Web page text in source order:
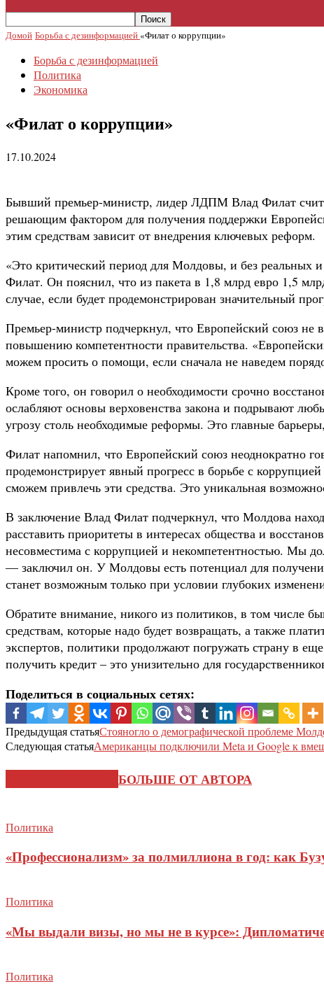
Домой Борьба с дезинформацией «Филат о коррупции»
Борьба с дезинформацией
Политика
Экономика
«Филат о коррупции»
17.10.2024
Бывший премьер-министр, лидер ЛДПМ Влад Филат
решающим фактором для получения поддержки
этим средствам зависит от внедрения ключевых реформ.
«Это критический период для Молдовы, и без
Филат. Он пояснил, что из пакета в 1,8 млрд евро 1,5
случае, если будет продемонстрирован значительный
Премьер-министр подчеркнул, что Европейский союз
повышению компетентности правительства.
можем просить о помощи, если сначала не наведем
Кроме того, он говорил о необходимости срочно
ослабляют основы верховенства закона и подрывают
угрозу столь необходимые реформы. Это главные
Филат напомнил, что Европейский союз неоднократно
продемонстрирует явный прогресс в борьбе с
сможем привлечь эти средства. Это уникальная
В заключение Влад Филат подчеркнул, что Молдова
расставить приоритеты в интересах общества и
несовместима с коррупцией и некомпетентностью. Мы
— заключил он. У Молдовы есть потенциал для
станет возможным только при условии глубоких
Обратите внимание, никого из политиков, в том числе
средствам, которые надо будет возвращать, а также
экспертов, политики продолжают погружать страну в
получить кредит – это унизительно для
Поделиться в социальных сетях:
Предыдущая статьяСтояногло о демографической проблеме
Следующая статьяАмериканцы подключили Meta и Google к
БОЛЬШЕ ОТ АВТОРА
Политика
«Профессионализм» за полмиллиона в год: как
Политика
«Мы выдали визы, но мы не в курсе»:
Политика